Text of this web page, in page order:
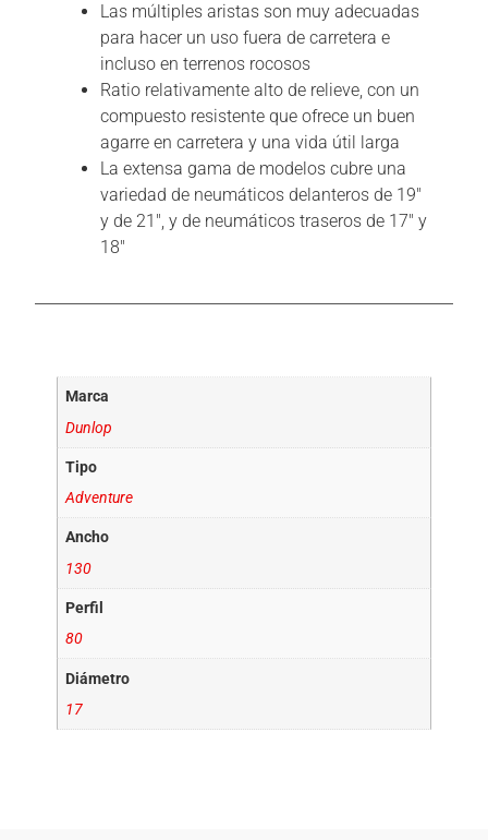
Las múltiples aristas son muy adecuadas
para hacer un uso fuera de carretera e
incluso en terrenos rocosos
Ratio relativamente alto de relieve, con un
compuesto resistente que ofrece un buen
agarre en carretera y una vida útil larga
La extensa gama de modelos cubre una
variedad de neumáticos delanteros de 19″
y de 21″, y de neumáticos traseros de 17″ y
18″
Marca
Dunlop
Tipo
Adventure
Ancho
130
Perfil
80
Diámetro
17